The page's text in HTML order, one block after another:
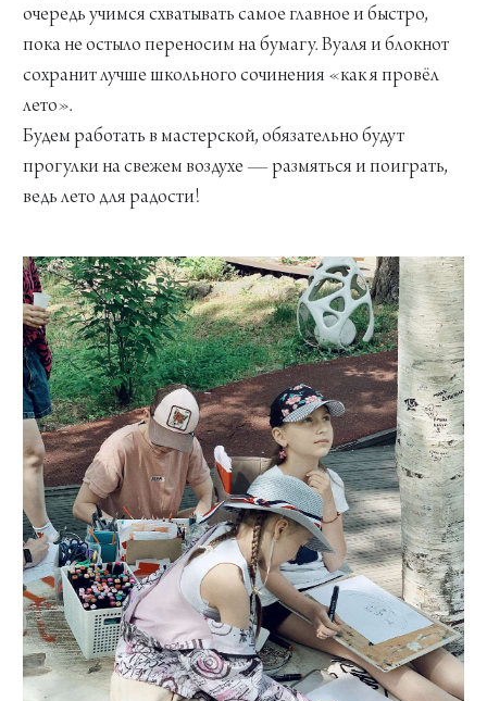
очередь учимся схватывать самое главное и быстро,
пока не остыло переносим на бумагу. Вуаля и блокнот
сохранит лучше школьного сочинения «как я провёл
лето».
Будем работать в мастерской, обязательно будут
прогулки на свежем воздухе — размяться и поиграть,
ведь лето для радости!